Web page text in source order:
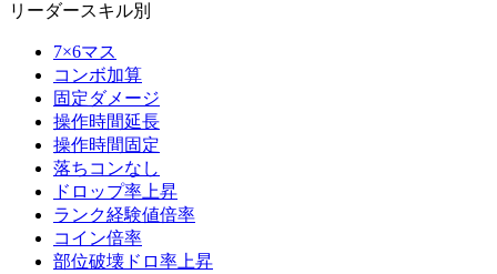
リーダースキル別
7×6マス
コンボ加算
固定ダメージ
操作時間延長
操作時間固定
落ちコンなし
ドロップ率上昇
ランク経験値倍率
コイン倍率
部位破壊ドロ率上昇